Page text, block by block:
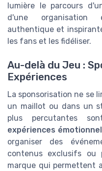
lumière le parcours
d'une organisation
authentique et
les fans et les fidéliser.
Au-delà du Jeu :
Expériences
La sponsorisation ne se
un maillot ou dans un
plus percutantes
expériences
organiser des
contenus exclusifs ou
marque qui permettent